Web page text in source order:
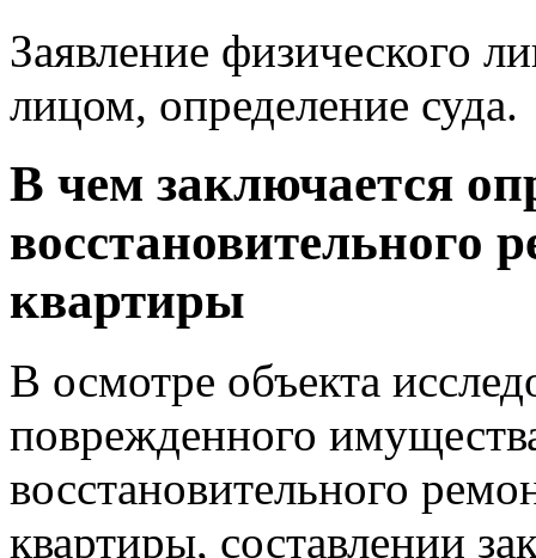
Заявление физического
лицом, определение суда.
В чем заключается
восстановительного
квартиры
В осмотре объекта
поврежденного
восстановительного
квартиры, составлении